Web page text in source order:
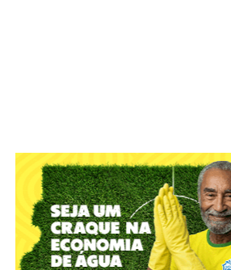
científica, com o objetivo de defender
Democrático de Direito e colaborar
no aperfeiçoamento das práticas
ADVERTISEMENT